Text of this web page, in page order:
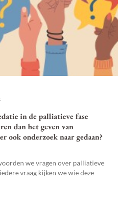
in de palliatieve fase
dan het geven van
ook onderzoek naar gedaan?
we vragen over palliatieve
vraag kijken we wie deze